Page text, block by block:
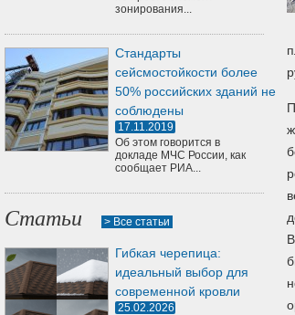
зонирования...
Стандарты
сейсмостойкости более
50% российских зданий не
соблюдены
17.11.2019
Об этом говорится в
докладе МЧС России, как
сообщает РИА...
Статьи > Все статьи
Гибкая черепица:
идеальный выбор для
современной кровли
25.02.2026